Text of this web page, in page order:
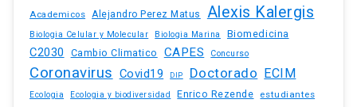
Academicos Alejandro Perez Matus Alexis Kalergis
Biologia Celular y Molecular Biologia Marina Biomedicina
C2030 Cambio Climatico CAPES Concurso
Coronavirus Covid19 DIP Doctorado ECIM
Ecologia Ecologia y biodiversidad Enrico Rezende estudiantes